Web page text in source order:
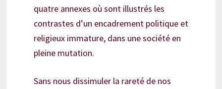
quatre annexes où sont illustrés les
contrastes d’un encadrement politique et
religieux immature, dans une société en
pleine mutation.
Sans nous dissimuler la rareté de nos